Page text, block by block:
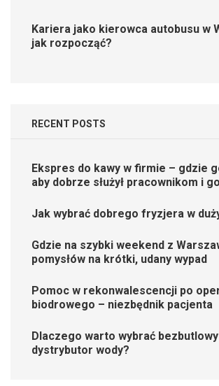
Kariera jako kierowca autobusu w
jak rozpocząć?
RECENT POSTS
Ekspres do kawy w firmie – gdzie
aby dobrze służył pracownikom i
Jak wybrać dobrego fryzjera w
Gdzie na szybki weekend z
pomysłów na krótki, udany wypad
Pomoc w rekonwalescencji po
biodrowego – niezbędnik pacjenta
Dlaczego warto wybrać bezbutlowy
dystrybutor wody?